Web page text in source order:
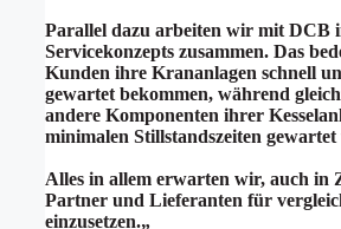
Parallel dazu arbeiten wir mit DCB
Servicekonzepts zusammen. Das
Kunden ihre Krananlagen schnell
gewartet bekommen, während
andere Komponenten ihrer
minimalen Stillstandszeiten
Alles in allem erwarten wir, auch in
Partner und Lieferanten für
einzusetzen.„